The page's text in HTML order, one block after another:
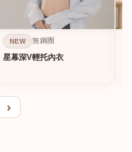
NEW 無鋼圈
星幕深V輕托內衣
›